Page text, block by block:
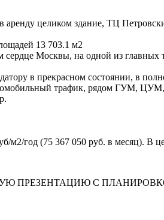
аренду целиком здание, ТЦ
13 703.1 м2
сердце Москвы, на одной из
в прекрасном состоянии, в
трафик, рядом ГУМ, ЦУМ,
м2/год (75 367 050 руб. в месяц). В
ПРЕЗЕНТАЦИЮ С ПЛАНИРОВКОЙ